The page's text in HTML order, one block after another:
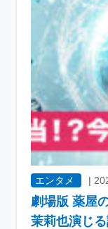
エンタメ |
劇場版 薬屋
茉莉也演じ